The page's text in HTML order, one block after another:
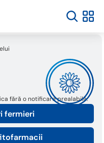
fermieri
fără o notificare prealabilă.